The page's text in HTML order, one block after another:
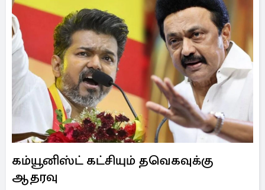
கம்யூனிஸ்ட் கட்சியும் தவெகவுக்கு
ஆதரவு